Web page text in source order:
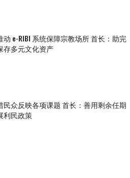
动 e-RIBI 系统保障宗教场所 首长：助完
存多元文化资产
民众反映各项课题 首长：善用剩余任期
利民政策